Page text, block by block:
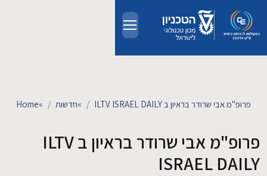
מחקר
Home» חדשות» פרופ"מ אבי שרודר בראיון ב ILTV ISRAEL DAILY
פרופ"מ אבי שרודר בראיון ב ILTV
ISRAEL DAILY